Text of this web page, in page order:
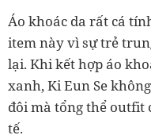
Áo khoác da rất cá
item này vì sự trẻ
lại. Khi kết hợp áo
xanh, Ki Eun Se
đôi mà tổng thể outfit
tế.